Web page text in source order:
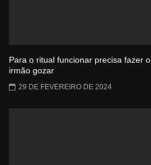
Para o ritual funcionar precisa fazer o
irmão gozar
29 DE FEVEREIRO DE 2024